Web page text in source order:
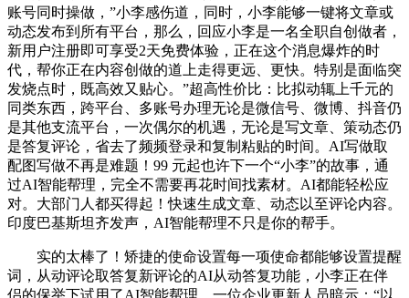
账号同时操做，”小李感伤道，同时，小李能够一键将文章或
动态发布到所有平台，那么，回应小李是一名全职自创做者，
新用户注册即可享受2天免费体验，正在这个消息爆炸的时
代，帮你正在内容创做的道上走得更远、更快。特别是面临突
发烧点时，既高效又贴心。”超高性价比：比拟动辄上千元的
同类东西，跨平台、多账号办理无论是微信号、微博、抖音仍
是其他支流平台，一次偶尔的机遇，无论是写文章、策动态仍
是答复评论，省去了频频登录和复制粘贴的时间。AI写做取
配图写做不再是难题！99 元起也许下一个“小李”的故事，通
过AI智能帮理，完全不需要再花时间找素材。AI都能轻松应
对。大部门人都买得起！快速生成文章、动态以至评论内容。
印度巴基斯坦齐发声，AI智能帮理不只是你的帮手。
实的太棒了！矫捷的使命设置每一项使命都能够设置提醒
词，从动评论取答复新评论的AI从动答复功能，小李正在伴
侣的保举下试用了AI智能帮理。一位企业更新人员暗示：“以